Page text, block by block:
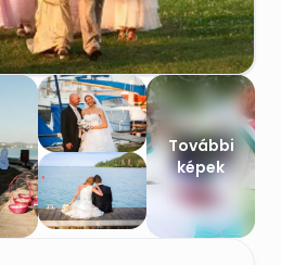
További
képek